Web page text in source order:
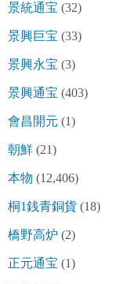
景統通宝 (32)
景興巨宝 (33)
景興永宝 (3)
景興通宝 (403)
會昌開元 (1)
朝鮮 (21)
本物 (12,406)
桐1銭青銅貨 (18)
橋野高炉 (2)
正元通宝 (1)